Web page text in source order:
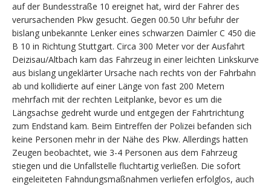
auf der Bundesstraße 10 ereignet hat, wird der Fahrer des
verursachenden Pkw gesucht. Gegen 00.50 Uhr befuhr der
bislang unbekannte Lenker eines schwarzen Daimler C 450 die
B 10 in Richtung Stuttgart. Circa 300 Meter vor der Ausfahrt
Deizisau/Altbach kam das Fahrzeug in einer leichten Linkskurve
aus bislang ungeklärter Ursache nach rechts von der Fahrbahn
ab und kollidierte auf einer Länge von fast 200 Metern
mehrfach mit der rechten Leitplanke, bevor es um die
Längsachse gedreht wurde und entgegen der Fahrtrichtung
zum Endstand kam. Beim Eintreffen der Polizei befanden sich
keine Personen mehr in der Nähe des Pkw. Allerdings hatten
Zeugen beobachtet, wie 3-4 Personen aus dem Fahrzeug
stiegen und die Unfallstelle fluchtartig verließen. Die sofort
eingeleiteten Fahndungsmaßnahmen verliefen erfolglos, auch